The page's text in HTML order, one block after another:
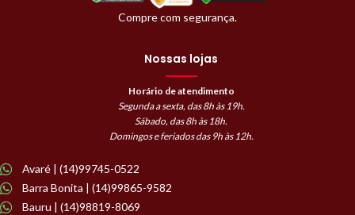
Compre com segurança.
Nossas lojas
Horário de atendimento
Segunda a sexta, das 8h às 19h.
Sábado, das 8h às 18h.
Domingos e feriados das 9h às 12h.
Avaré | (14)99745-0522
Barra Bonita | (14)99865-9582
Bauru | (14)98819-8069